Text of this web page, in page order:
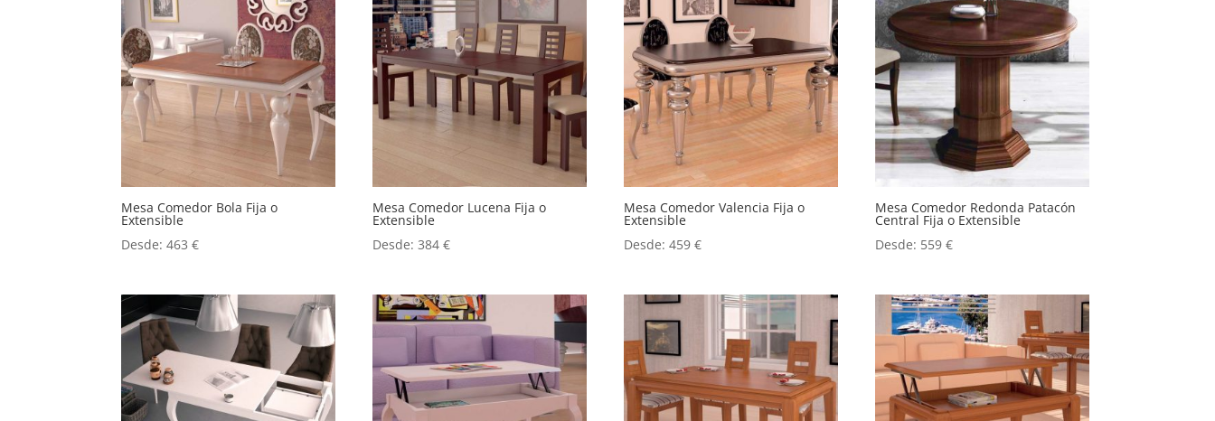
Mesa Comedor Bola Fija o
Extensible
Desde:463€
Mesa Comedor Lucena Fija o
Extensible
Desde:384€
Mesa Comedor Valencia Fija o
Extensible
Desde:459€
Mesa Comedor Redonda Patacón
Central Fija o Extensible
Desde: 559€